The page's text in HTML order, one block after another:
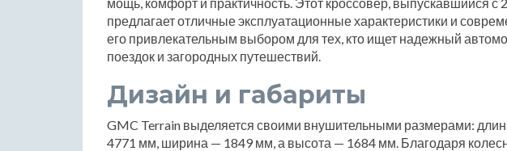
предлагает отличные эксплуатационные характеристики и
его привлекательным выбором для тех, кто ищет надежный
поездок и загородных путешествий.
Дизайн и габариты
GMC Terrain выделяется своими внушительными размерами:
4771 мм, ширина — 1849 мм, а высота — 1684 мм. Благодаря